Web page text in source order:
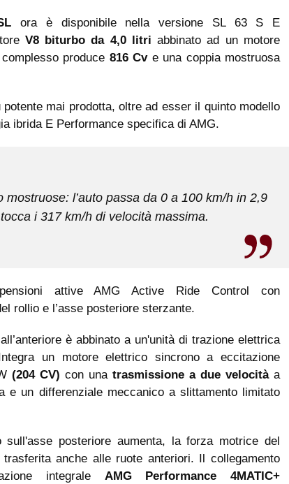
ora è disponibile nella versione SL 63 S E
V8 biturbo da 4,0 litri abbinato ad un motore
produce 816 Cve una coppia mostruosa
mai prodotta, oltre ad esser il quinto modello
ibrida E Performance specifica di AMG.
mostruose: l’auto passa da 0 a 100 km/h in 2,9
i 317 km/h di velocità massima.
attive AMG Active Ride Control con
rollio e l’asse posteriore sterzante.
è abbinato a un'unità di trazione elettrica
un motore elettrico sincrono a eccitazione
(204 CV) con una trasmissione a due velocitàa
e un differenziale meccanico a slittamento limitato
sull'asse posteriore aumenta, la forza motrice del
anche alle ruote anteriori. Il collegamento
integrale AMG Performance 4MATIC+